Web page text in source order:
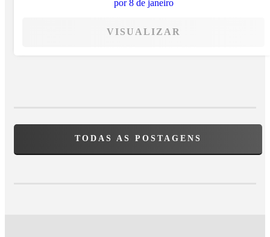
VISUALIZAR
TODAS AS POSTAGENS